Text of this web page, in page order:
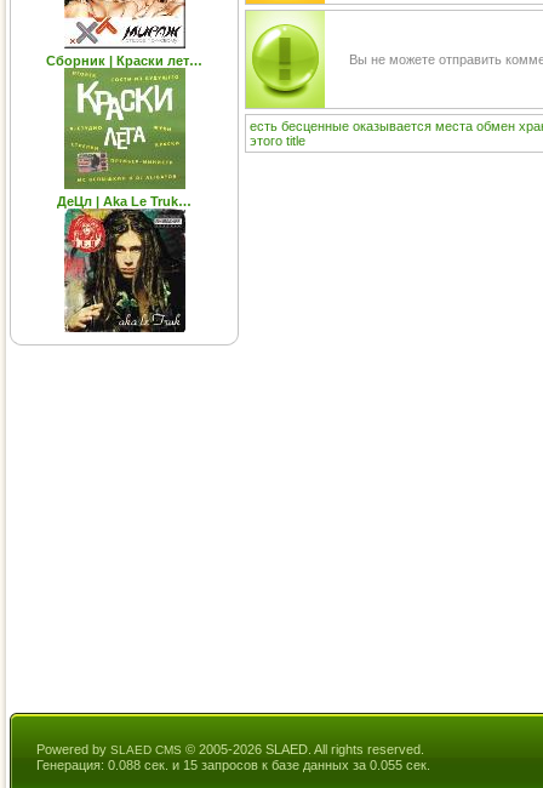
Сборник | Краски лет…
ДеЦл | Aka Le Truk…
Вы не можете отправить
есть бесценные оказывается места обмен
этого title
Powered by SLAED CMS © 2005-2026 SLAED. All rights reserved.
Генерация: 0.088 сек. и 15 запросов к базе данных за 0.055 сек.